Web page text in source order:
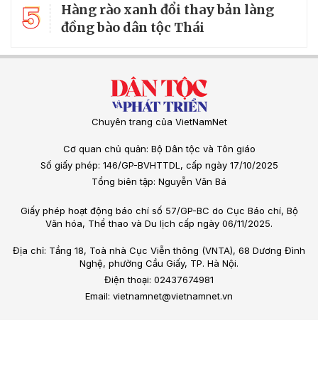
5
Hàng rào xanh đổi thay bản làng
đồng bào dân tộc Thái
Chuyên trang của VietNamNet
Cơ quan chủ quản: Bộ Dân tộc và Tôn giáo
Số giấy phép: 146/GP-BVHTTDL, cấp ngày 17/10/2025
Tổng biên tập: Nguyễn Văn Bá
Giấy phép hoạt động báo chí số 57/GP-BC do Cục Báo chí, Bộ
Văn hóa, Thể thao và Du lịch cấp ngày 06/11/2025.
Địa chỉ: Tầng 18, Toà nhà Cục Viễn thông (VNTA), 68 Dương Đình
Nghệ, phường Cầu Giấy, TP. Hà Nội.
Điện thoại: 02437674981
Email: vietnamnet@vietnamnet.vn